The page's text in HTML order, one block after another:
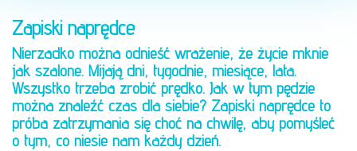
Zapiski naprędce
Nierzadko można odnieść wrażenie, że życie mknie
jak szalone. Mijają dni, tygodnie, miesiące, lata.
Wszystko trzeba zrobić prędko. Jak w tym pędzie
można znaleźć czas dla siebie? Zapiski naprędce to
próba zatrzymania się choć na chwilę, aby pomyśleć
o tym, co niesie nam każdy dzień.